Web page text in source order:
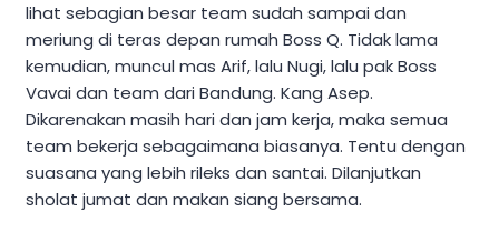
lihat sebagian besar team sudah sampai dan
meriung di teras depan rumah Boss Q. Tidak lama
kemudian, muncul mas Arif, lalu Nugi, lalu pak Boss
Vavai dan team dari Bandung. Kang Asep.
Dikarenakan masih hari dan jam kerja, maka semua
team bekerja sebagaimana biasanya. Tentu dengan
suasana yang lebih rileks dan santai. Dilanjutkan
sholat jumat dan makan siang bersama.